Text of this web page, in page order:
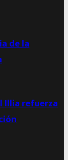
de la
Illia refuerza